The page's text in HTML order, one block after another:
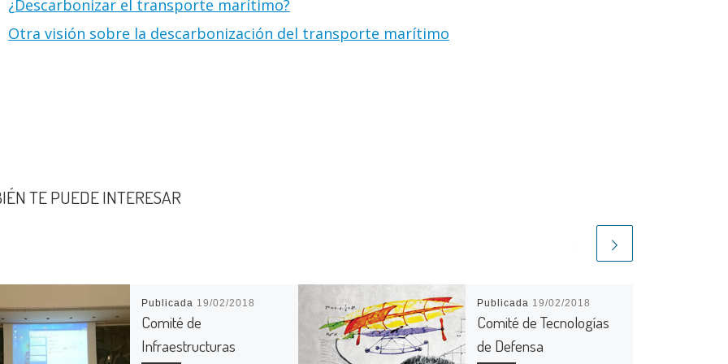
¿Descarbonizar el transporte marítimo?
Otra visión sobre la descarbonización del transporte marítimo
TE PUEDE INTERESAR
Publicada 19/02/2018
Comité de
Infraestructuras
Publicada 19/02/2018
Comité de Tecnologías
de Defensa